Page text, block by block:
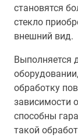
становятся
стекло
внешний вид.
Выполняется
обработку
зависимости
способны
такой